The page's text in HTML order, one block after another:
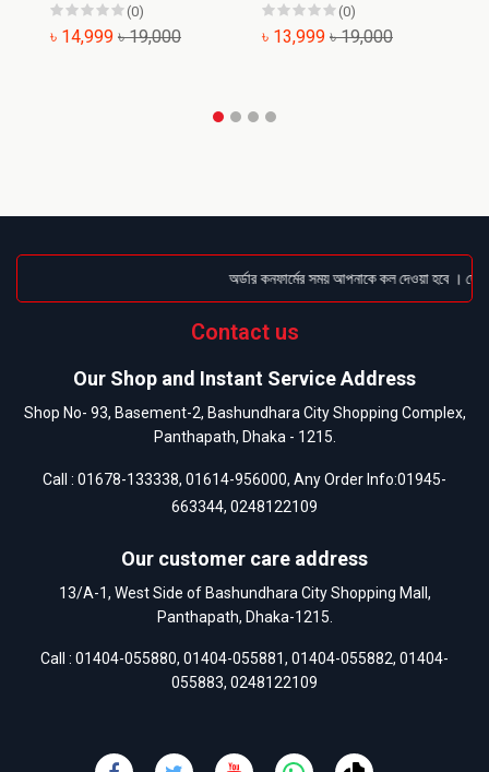
(0)
৳ 14,999 ৳ 19,000
(0)
৳ 13,999 ৳ 19,000
অর্ডার কনফার্মের সময় আপনাকে কল দেওয়া হবে ।
Contact us
Our Shop and Instant Service Address
Shop No- 93, Basement-2, Bashundhara City Shopping Complex,
Panthapath, Dhaka - 1215.
Call : 01678-133338, 01614-956000, Any Order Info:01945-
663344, 0248122109
Our customer care address
13/A-1, West Side of Bashundhara City Shopping Mall,
Panthapath, Dhaka-1215.
Call : 01404-055880, 01404-055881, 01404-055882, 01404-
055883, 0248122109